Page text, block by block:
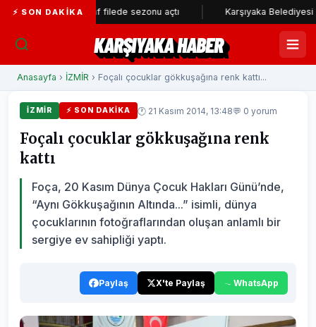
⚡ SON DAKIKA
Kaf Kaf filede sezonu açtı Karşıyaka Belediyesi SGK
KARŞIYAKA HABER
Anasayfa › İZMİR › Foçalı çocuklar gökkuşağına renk kattı...
İZMİR ⚡ SON DAKIKA 🕐 21 Kasım 2014, 13:48💬 0 yorum
Foçalı çocuklar gökkuşağına renk
kattı
Foça, 20 Kasım Dünya Çocuk Hakları Günü’nde,
“Aynı Gökkuşağının Altında...” isimli, dünya
çocuklarının fotoğraflarından oluşan anlamlı bir
sergiye ev sahipliği yaptı.
Paylaş X'te Paylaş WhatsApp